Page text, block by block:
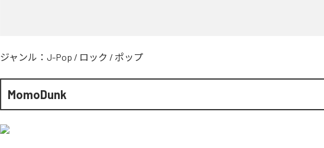
ジャンル： J-Pop / ロック / ポップ
MomoDunk